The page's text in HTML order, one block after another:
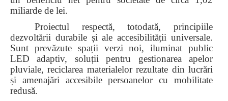
miliarde de lei.
Proiectul respectă, totodată, principiile
dezvoltării durabile și ale accesibilității universale.
Sunt prevăzute spații verzi noi, iluminat public
LED adaptiv, soluții pentru gestionarea apelor
pluviale, reciclarea materialelor rezultate din lucrări
și amenajări accesibile persoanelor cu mobilitate
redusă.